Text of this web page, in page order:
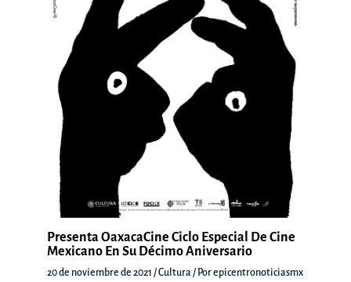
Presenta OaxacaCine Ciclo Especial De Cine
Mexicano En Su Décimo Aniversario
20 de noviembre de 2021 /Cultura / Porepicentronoticiasmx